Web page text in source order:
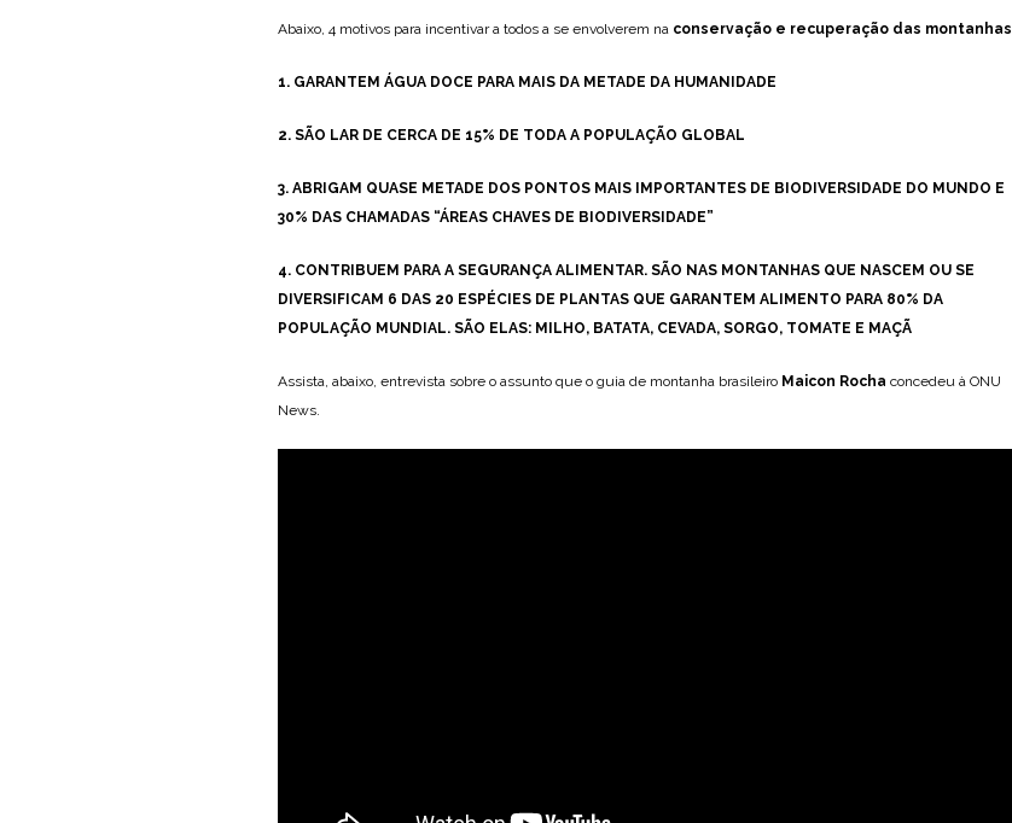
Abaixo, 4 motivos para incentivar a todos a se envolverem na conservação e recuperação das montanhas
1. GARANTEM ÁGUA DOCE PARA MAIS DA METADE DA HUMANIDADE
2. SÃO LAR DE CERCA DE 15% DE TODA A POPULAÇÃO GLOBAL
3. ABRIGAM QUASE METADE DOS PONTOS MAIS IMPORTANTES DE BIODIVERSIDADE DO MUNDO E
30% DAS CHAMADAS “ÁREAS CHAVES DE BIODIVERSIDADE”
4. CONTRIBUEM PARA A SEGURANÇA ALIMENTAR. SÃO NAS MONTANHAS QUE NASCEM OU SE
DIVERSIFICAM 6 DAS 20 ESPÉCIES DE PLANTAS QUE GARANTEM ALIMENTO PARA 80% DA
POPULAÇÃO MUNDIAL. SÃO ELAS: MILHO, BATATA, CEVADA, SORGO, TOMATE E MAÇÃ
Assista, abaixo, entrevista sobre o assunto que o guia de montanha brasileiro Maicon Rocha concedeu à ONU
News.